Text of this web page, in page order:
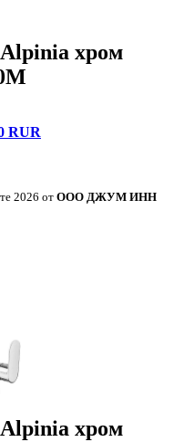
хром
RUR
2026 от ООО ДЖУМ ИНН
хром